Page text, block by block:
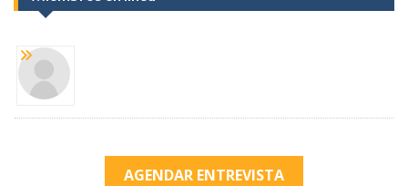
AGENDAR ENTREVISTA